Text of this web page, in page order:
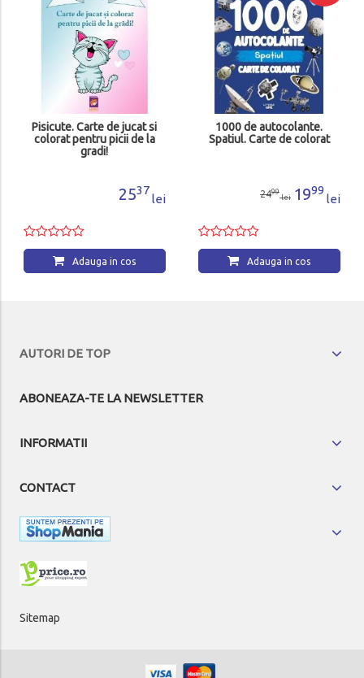
Pisicute. Carte de jucat si
colorat pentru picii de la
gradi!
2537
lei
Adauga in cos
1000 de autocolante.
Spatiul. Carte de colorat
2499
lei 1999
lei
Adauga in cos
AUTORI DE TOP
ABONEAZA-TE LA NEWSLETTER
INFORMATII
CONTACT
Sitemap